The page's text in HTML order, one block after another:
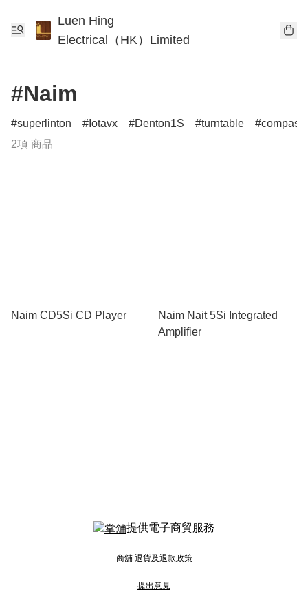
Luen Hing
Electrical（HK）Limited
#Naim
superlinton Iotavx Denton1S turntable
compass
2項 商品
Naim CD5Si CD Player
Naim Nait 5Si Integrated
Amplifier
提供電子商貿服務
商舖 退貨及退款政策
提出意見